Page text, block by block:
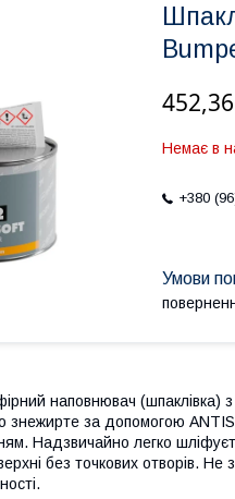
Немає в
+380
наповнювач (шпаклівка)
знежирте за допомогою
Надзвичайно легко
без точкових отворів. Не